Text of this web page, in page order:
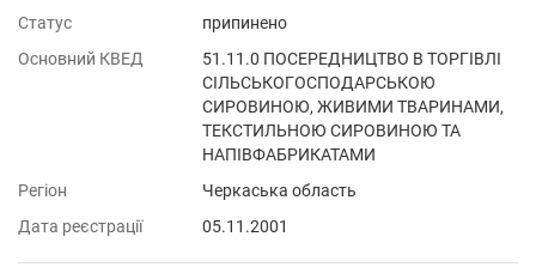
Статус
припинено
Основний КВЕД
51.11.0 ПОСЕРЕДНИЦТВО В ТОРГІВЛІ
СІЛЬСЬКОГОСПОДАРСЬКОЮ
СИРОВИНОЮ, ЖИВИМИ ТВАРИНАМИ,
ТЕКСТИЛЬНОЮ СИРОВИНОЮ ТА
НАПІВФАБРИКАТАМИ
Регіон
Черкаська область
Дата реєстрації
05.11.2001